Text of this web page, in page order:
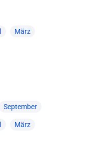
März
September
März